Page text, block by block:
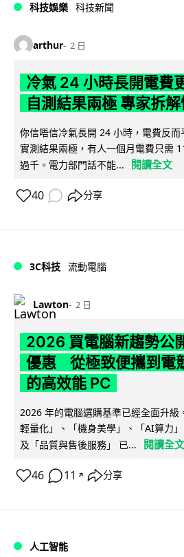
科技娛樂 科技新聞
arthur 2 日
冷氣 24 小時長開電費
自測結果兩極 專家拆
你信唔信冷氣長開 24 小時，電費反
實測結果兩極，有人一個月電費只需
過千。電力部門話不能...
閱讀全文
40 分享
3C科技 流動電腦
Lawton 2 日
2026 買電腦新趨勢公
優惠 從極致便攜到電
的高效能 PC
2026 年的電腦選購基準已經全面升級
輕量化」、「機身美學」、「AI算力
及「品質與售後服務」 已...
閱讀全文
46 11 ↗ 分享
人工智能